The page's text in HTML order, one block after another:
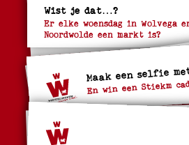
Wist je dat…?
Er elke woensdag in Wolvega
Noordwolde een markt is?
Maak een selfie
En win een Stiekm